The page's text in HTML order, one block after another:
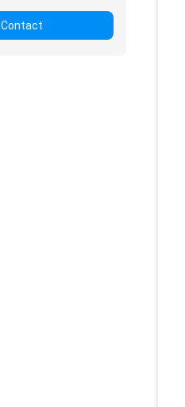
Contact